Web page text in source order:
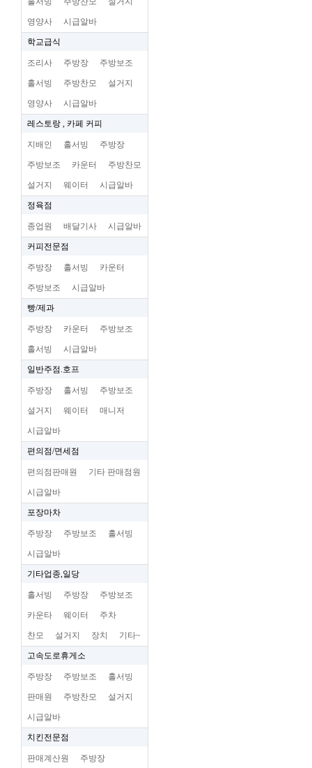
영양사 시급알바
학교급식
조리사 주방장 주방보조
홀서빙 주방찬모 설거지
영양사 시급알바
레스토랑 , 카페 커피
지배인 홀서빙 주방장
주방보조 카운터 주방찬모
설거지 웨이터 시급알바
정육점
종업원 배달기사 시급알바
커피전문점
주방장 홀서빙 카운터
주방보조 시급알바
빵/제과
주방장 카운터 주방보조
홀서빙 시급알바
일반주점.호프
주방장 홀서빙 주방보조
설거지 웨이터 매니저
시급알바
편의점/면세점
편의점판매원 기타 판매점원
시급알바
포장마차
주방장 주방보조 홀서빙
시급알바
기타업종,일당
홀서빙 주방장 주방보조
카운타 웨이터 주차
찬모 설거지 장치 기타~
고속도로휴게소
주방장 주방보조 홀서빙
판매원 주방찬모 설거지
시급알바
치킨전문점
판매계산원 주방장